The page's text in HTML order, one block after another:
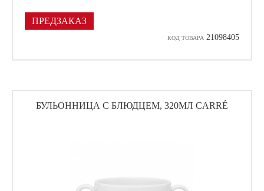
ПРЕДЗАКАЗ
КОД ТОВАРА 21098405
БУЛЬОННИЦА С БЛЮДЦЕМ, 320МЛ CARRÉ